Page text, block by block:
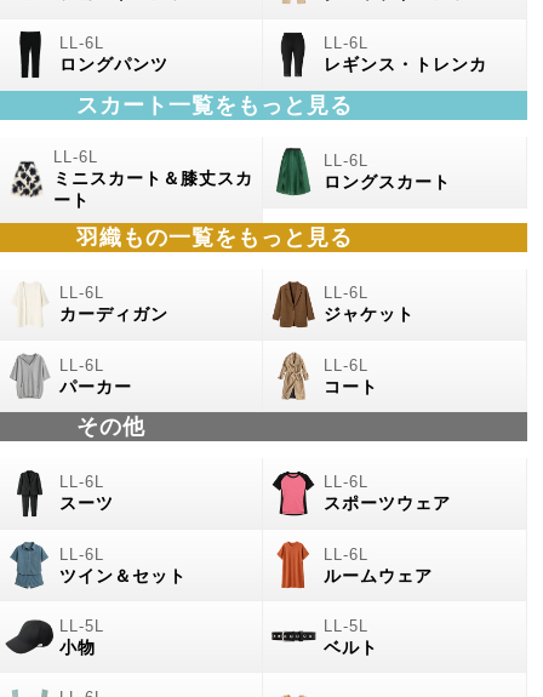
ロングパンツ レギンス・トレンカ
スカート一覧をもっと見る
ミニスカート＆膝丈スカ
ート
ロングスカート
羽織もの一覧をもっと見る
カーディガン ジャケット
パーカー コート
その他
スーツ スポーツウェア
ツイン＆セット ルームウェア
小物 ベルト